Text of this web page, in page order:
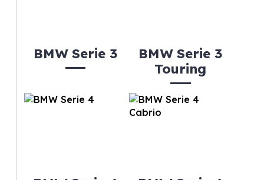
BMW Serie 3
BMW Serie 3
Touring